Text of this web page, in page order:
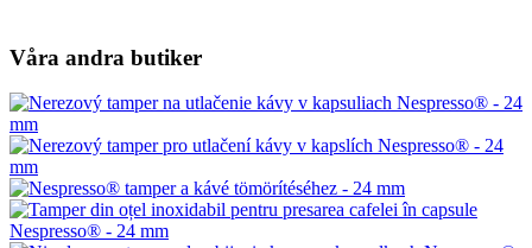
Våra andra butiker